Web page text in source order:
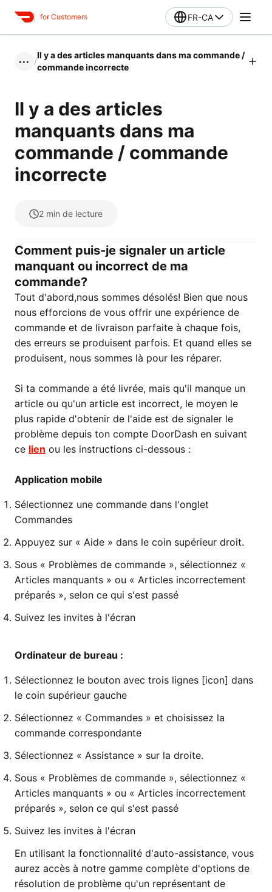
for Customers FR-CA
••• /
Il y a des articles manquants dans ma commande /
commande incorrecte
Il y a des articles
manquants dans ma
commande / commande
incorrecte
2 min de lecture
Comment puis-je signaler un article
manquant ou incorrect de ma
commande?
Tout d'abord,nous sommes désolés! Bien que nous
nous efforcions de vous offrir une expérience de
commande et de livraison parfaite à chaque fois,
des erreurs se produisent parfois. Et quand elles se
produisent, nous sommes là pour les réparer.
Si ta commande a été livrée, mais qu'il manque un
article ou qu'un article est incorrect, le moyen le
plus rapide d'obtenir de l'aide est de signaler le
problème depuis ton compte DoorDash en suivant
ce lien ou les instructions ci-dessous :
Application mobile
Sélectionnez une commande dans l'onglet
Commandes
Appuyez sur « Aide » dans le coin supérieur droit.
Sous « Problèmes de commande », sélectionnez «
Articles manquants » ou « Articles incorrectement
préparés », selon ce qui s'est passé
Suivez les invites à l'écran
Ordinateur de bureau :
Sélectionnez le bouton avec trois lignes [icon] dans
le coin supérieur gauche
Sélectionnez « Commandes » et choisissez la
commande correspondante
Sélectionnez « Assistance » sur la droite.
Sous « Problèmes de commande », sélectionnez «
Articles manquants » ou « Articles incorrectement
préparés », selon ce qui s'est passé
Suivez les invites à l'écran
En utilisant la fonctionnalité d'auto-assistance, vous
aurez accès à notre gamme complète d'options de
résolution de problème qu'un représentant de